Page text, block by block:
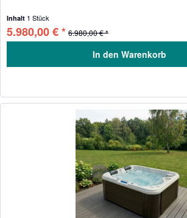
Inhalt 1 Stück
5.980,00 € * 6.980,00 € *
In den Warenkorb